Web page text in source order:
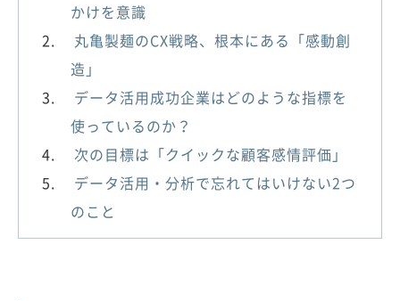
かけを意識
丸亀製麺のCX戦略、根本にある「感動創
造」
データ活用成功企業はどのような指標を
使っているのか？
次の目標は「クイックな顧客感情評価」
データ活用・分析で忘れてはいけない2つ
のこと